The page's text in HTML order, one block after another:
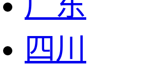
四川